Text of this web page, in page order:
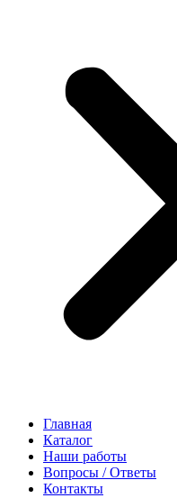
Главная
Каталог
Наши работы
Вопросы / Ответы
Контакты